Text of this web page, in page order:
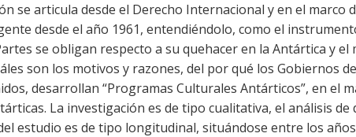
se articula desde el Derecho Internacional y en el marco
desde el año 1961, entendiéndolo, como el
se obligan respecto a su quehacer en la Antártica y el
son los motivos y razones, del por qué los Gobiernos
desarrollan “Programas Culturales Antárticos”, en el
La investigación es de tipo cualitativa, el análisis de
estudio es de tipo longitudinal, situándose entre los años